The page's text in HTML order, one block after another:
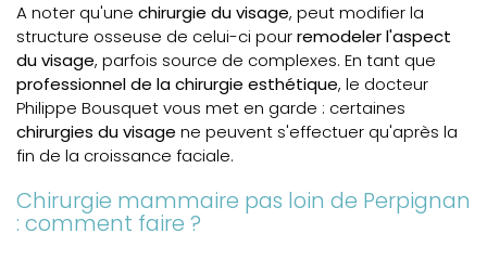
A noter qu'une chirurgie du visage, peut modifier la
structure osseuse de celui-ci pourremodeler l'aspect
du visage, parfois source de complexes. En tant que
professionnel de la chirurgie esthétique, le docteur
Philippe Bousquet vous met en garde : certaines
chirurgies du visage ne peuvent s'effectuer qu'après la
fin de la croissance faciale.
Chirurgie mammaire pas loin de Perpignan
: comment faire ?